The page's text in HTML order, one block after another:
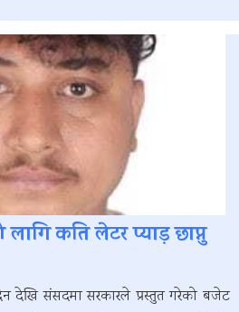
कति लेटर प्याड़ छाप्नु
देखि संसदमा सरकारले प्रस्तुत गरेको बजेट